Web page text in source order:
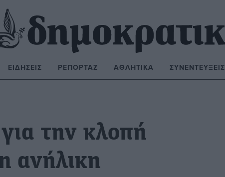
ΕΙΔΉΣΕΙΣ ΡΕΠΟΡΤΆΖ ΑΘΛΗΤΙΚΆ ΣΥΝΕΝΤΕΎΞΕΙΣ
την κλοπή
ανήλικη